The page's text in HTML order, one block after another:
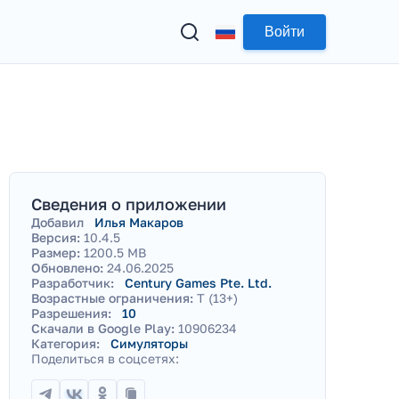
Войти
Сведения о приложении
Добавил
Илья Макаров
Версия: 10.4.5
Размер: 1200.5 MB
Обновлено: 24.06.2025
Разработчик:
Century Games Pte. Ltd.
Возрастные ограничения: T (13+)
Разрешения:
10
Скачали в Google Play: 10906234
Категория:
Симуляторы
Поделиться в соцсетях: